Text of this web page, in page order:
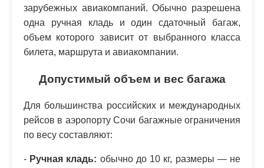
зарубежных авиакомпаний. Обычно разрешена
одна ручная кладь и один сдаточный багаж,
объем которого зависит от выбранного класса
билета, маршрута и авиакомпании.
Допустимый объем и вес багажа
Для большинства российских и международных
рейсов в аэропорту Сочи багажные ограничения
по весу составляют:
- Ручная кладь: обычно до 10 кг, размеры — не